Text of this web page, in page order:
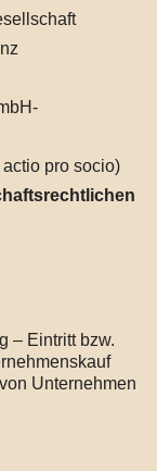
pro socio)
– Eintritt bzw.
Unternehmen